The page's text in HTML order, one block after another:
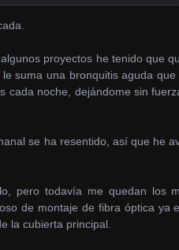
proyectos he tenido que
suma una bronquitis aguda
cada noche, dejándome sin
se ha resentido, así que he
pero todavía me quedan los
de montaje de fibra óptica ya
la cubierta principal.